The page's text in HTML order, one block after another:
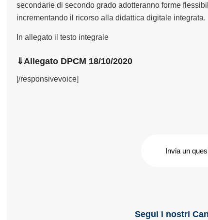
secondarie di secondo grado adotterannoforme
incrementando il ricorso alla didattica digitale integrata.
In allegato il testo integrale
⇓Allegato DPCM 18/10/2020
[/responsivevoice]
Invia un
Segui i nostri